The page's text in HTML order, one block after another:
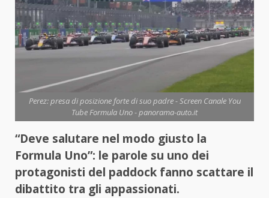
Perez: presa di posizione forte di suo padre - Screen Canale You
Tube Formula Uno - panorama-auto.it
“Deve salutare nel modo giusto la
Formula Uno”: le parole su uno dei
protagonisti del paddock fanno scattare il
dibattito tra gli appassionati.